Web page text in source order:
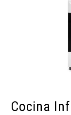
Cocina